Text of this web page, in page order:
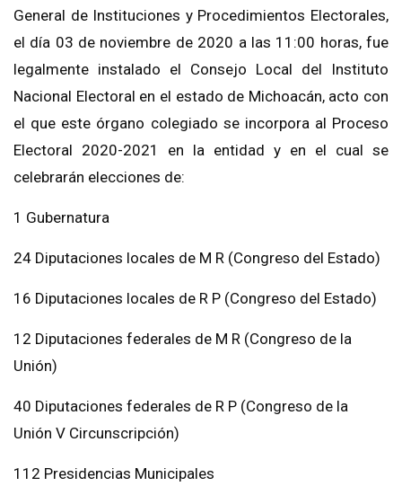
General de Instituciones y Procedimientos Electorales,
el día 03 de noviembre de 2020 a las 11:00 horas, fue
legalmente instalado el Consejo Local del Instituto
Nacional Electoral en el estado de Michoacán, acto con
el que este órgano colegiado se incorpora al Proceso
Electoral 2020-2021 en la entidad y en el cual se
celebrarán elecciones de:
1 Gubernatura
24 Diputaciones locales de M R (Congreso del Estado)
16 Diputaciones locales de R P (Congreso del Estado)
12 Diputaciones federales de M R (Congreso de la
Unión)
40 Diputaciones federales de R P (Congreso de la
Unión V Circunscripción)
112 Presidencias Municipales